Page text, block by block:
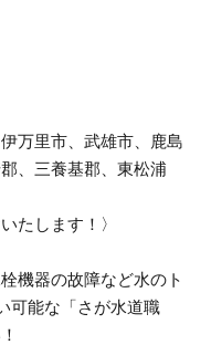
万里市、武雄市、鹿島
、三養基郡、東松浦
たします！〉
機器の故障など水のト
可能な「さが水道職